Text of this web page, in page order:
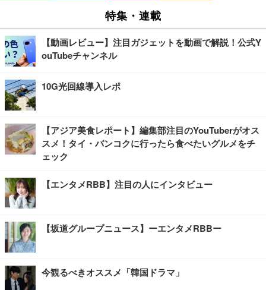
特集・連載
【動画レビュー】注目ガジェットを動画で解説！公式Y
ouTubeチャンネル
10G光回線導入レポ
【アジア美食レポート】編集部注目のYouTuberがオス
スメ！タイ・バンコクに行ったら食べたいグルメをチ
ェック
【エンタメRBB】注目の人にインタビュー
【坂道グループニュース】ーエンタメRBBー
今観るべきオススメ「韓国ドラマ」